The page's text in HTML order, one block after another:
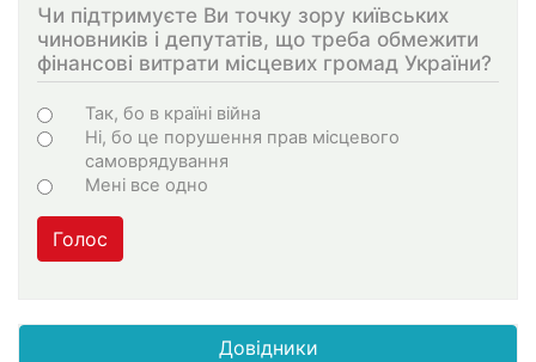
Чи підтримуєте Ви точку зору київських
чиновників і депутатів, що треба обмежити
фінансові витрати місцевих громад України?
Choices
Так, бо в країні війна
Ні, бо це порушення прав місцевого
самоврядування
Мені все одно
Голос
Довідники